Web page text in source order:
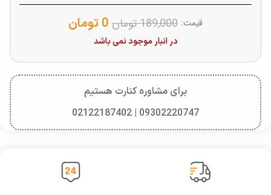
قیمت: 189,000تومان 0 تومان
در انبار موجود نمی باشد
برای مشاوره کنارت هستیم
09302220747 | 02122187402